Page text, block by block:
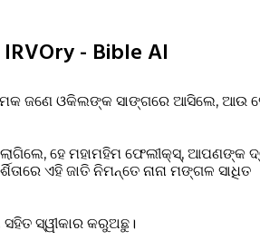
- Bible AI
ଜଣେ ଓକିଲଙ୍କ ସାଙ୍ଗରେ ଆସିଲେ, ଆଉ
ହେ ମହାମହିମ ଫେଲୀକ୍ସ୍, ଆପଣଙ୍କ
ଏହି ଜାତି ନିମନ୍ତେ ନାନା ମଙ୍ଗଳ ସାଧିତ
ସହିତ ସ୍ୱୀକାର କରୁଅଛୁ।